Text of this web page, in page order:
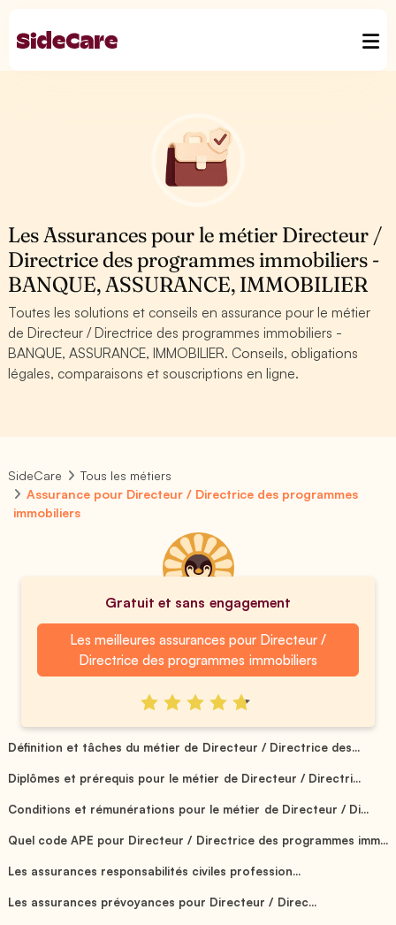
Les Assurances pour le métier Directeur /
Directrice des programmes immobiliers -
BANQUE, ASSURANCE, IMMOBILIER
Toutes les solutions et conseils en assurance pour le métier
de Directeur / Directrice des programmes immobiliers -
BANQUE, ASSURANCE, IMMOBILIER. Conseils, obligations
légales, comparaisons et souscriptions en ligne.
SideCare
Tous les métiers
Assurance pour Directeur / Directrice des programmes
immobiliers
Gratuit et sans engagement
Les meilleures assurances pour Directeur /
Directrice des programmes immobiliers
Définition et tâches du métier de Directeur / Directrice des...
Diplômes et prérequis pour le métier de Directeur / Directri...
Conditions et rémunérations pour le métier de Directeur / Di...
Quel code APE pour Directeur / Directrice des programmes imm...
Les assurances responsabilités civiles profession...
Les assurances prévoyances pour Directeur / Direc...